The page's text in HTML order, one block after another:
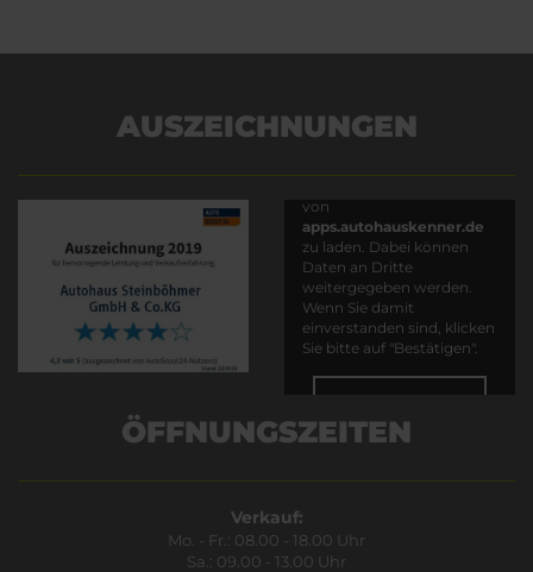
AUSZEICHNUNGEN
von
apps.autohauskenner.de
zu laden. Dabei können
Daten an Dritte
weitergegeben werden.
Wenn Sie damit
einverstanden sind, klicken
Sie bitte auf "Bestätigen".
ÖFFNUNGSZEITEN
Verkauf:
Mo. - Fr.: 08.00 - 18.00 Uhr
Sa.: 09.00 - 13.00 Uhr